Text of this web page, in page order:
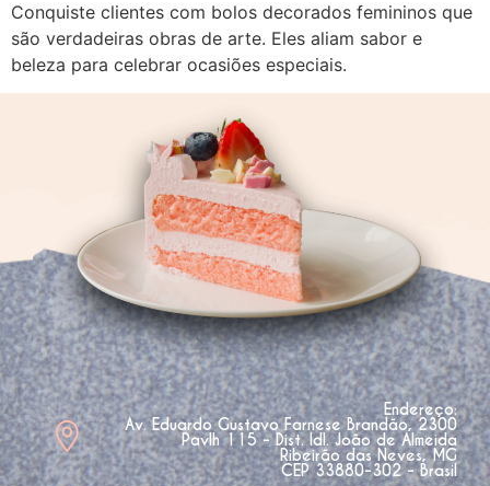
Conquiste clientes com bolos decorados femininos que
são verdadeiras obras de arte. Eles aliam sabor e
beleza para celebrar ocasiões especiais.
Endereço:
Av. Eduardo Gustavo Farnese Brandão, 2300
Pavlh 115 - Dist. Idl. João de Almeida
Ribeirão das Neves, MG
CEP 33880-302 - Brasil